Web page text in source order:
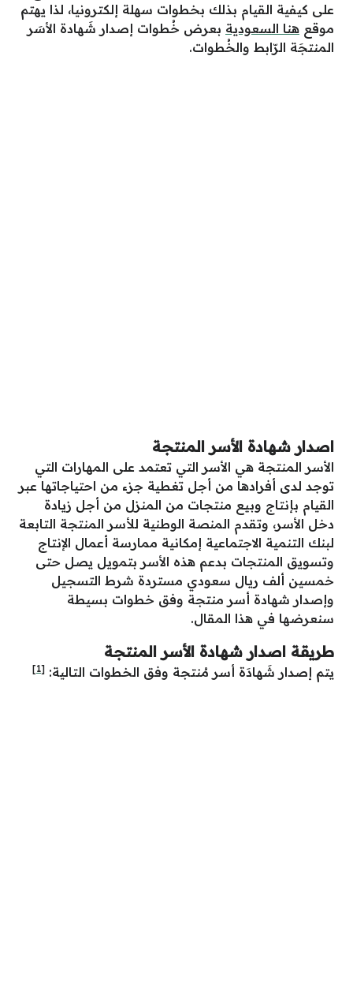
على كيفية القيام بذلك بخطوات سهلة إلكترونيا، لذا يهتم
موقع هنا السعودية بعرض خُطوات إصدار شَهادة الأسَر
المنتجَة الرّابط والخُطوات.
اصدار شهادة الأسر المنتجة
الأسر المنتجة هي الأسر التي تعتمد على المهارات التي
توجد لدى أفرادها من أجل تغطية جزء من احتياجاتها عبر
القيام بإنتاج وبيع منتجات من المنزل من أجل زيادة
دخل الأسر، وتقدم المنصة الوطنية للأسر المنتجة التابعة
لبنك التنمية الاجتماعية إمكانية ممارسة أعمال الإنتاج
وتسويق المنتجات بدعم هذه الأسر بتمويل يصل حتى
خمسين ألف ريال سعودي مستردة شرط التسجيل
وإصدار شهادة أسر منتجة وفق خطوات بسيطة
سنعرضها في هذا المقال.
طريقة اصدار شهادة الأسر المنتجة
يتم إصدار شَهادَة أسر مُنتجة وفق الخطوات التالية: [1]